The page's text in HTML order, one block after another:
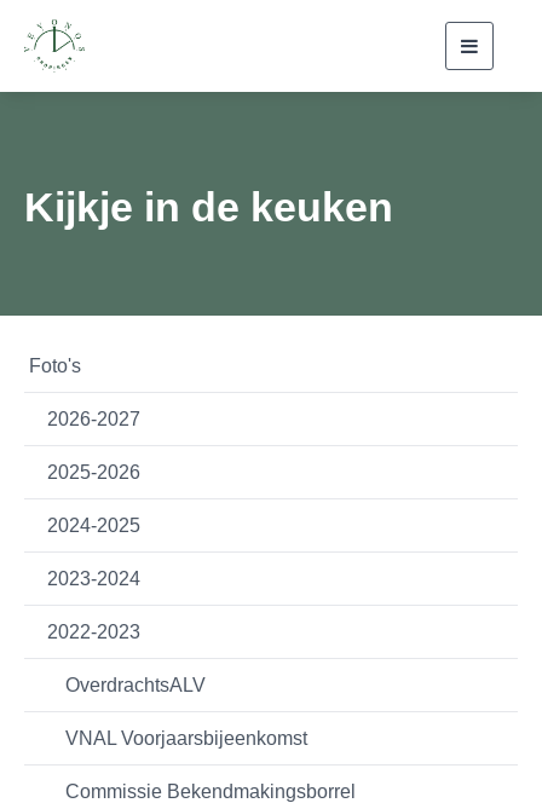
Kijkje in de keuken
Foto's
2026-2027
2025-2026
2024-2025
2023-2024
2022-2023
OverdrachtsALV
VNAL Voorjaarsbijeenkomst
Commissie Bekendmakingsborrel